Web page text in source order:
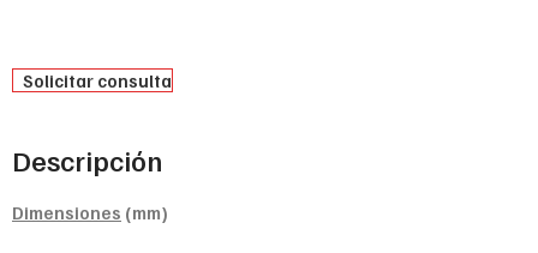
Solicitar consulta
Descripción
Dimensiones (mm)